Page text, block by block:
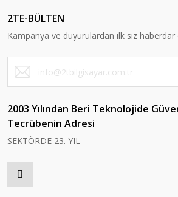
2TE-BÜLTEN
Kampanya ve duyurulardan ilk siz haberdar
2003 Yılından Beri Teknolojide
Tecrübenin Adresi
SEKTÖRDE 23. YIL